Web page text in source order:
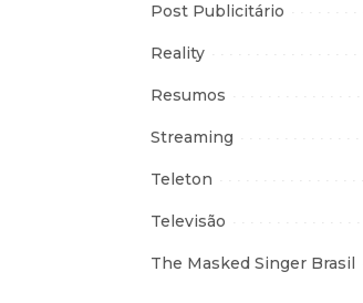
Post Publicitário
Reality
Resumos
Streaming
Teleton
Televisão
The Masked Singer Brasil